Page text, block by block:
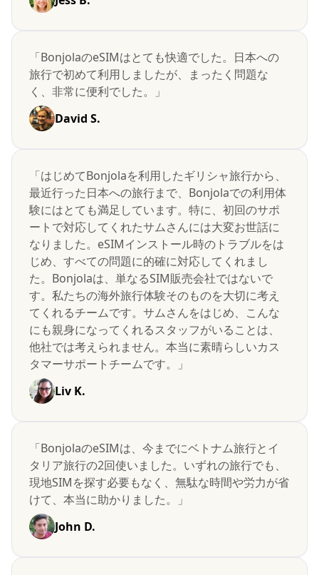
「BonjolaのeSIMはとても快適でした。日本への
旅行で初めて利用しましたが、まったく問題な
く、非常に便利でした。」
David S.
「はじめてBonjolaを利用したギリシャ旅行から、
最近行った日本への旅行まで、Bonjolaでの利用体
験にはとても満足しています。特に、初回のサポ
ートで対応してくれたサムさんには大変お世話に
なりました。eSIMインストール時のトラブルをは
じめ、すべての問題に的確に対応してくれまし
た。Bonjolaは、単なるSIM販売会社ではないで
す。私たちの海外旅行体験そのものを大切に考え
てくれるチームです。サムさんをはじめ、こんな
にも親身になってくれるスタッフがいることは、
他社では考えられません。本当に素晴らしいカス
タマーサポートチームです。」
Liv K.
「BonjolaのeSIMは、今までにベトナム旅行とイ
タリア旅行の2回使いました。いずれの旅行でも、
現地SIMを探す必要もなく、無駄な時間や労力が省
けて、本当に助かりました。」
John D.